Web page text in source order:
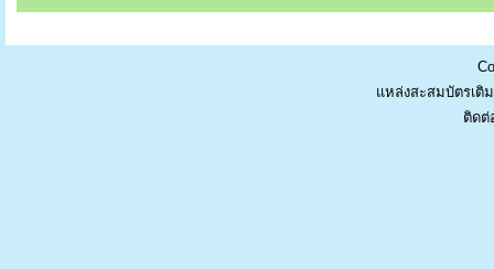
แหล่งสะสมบัตรเติ
ติดต่